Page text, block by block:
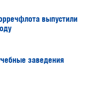
выпустили
заведения